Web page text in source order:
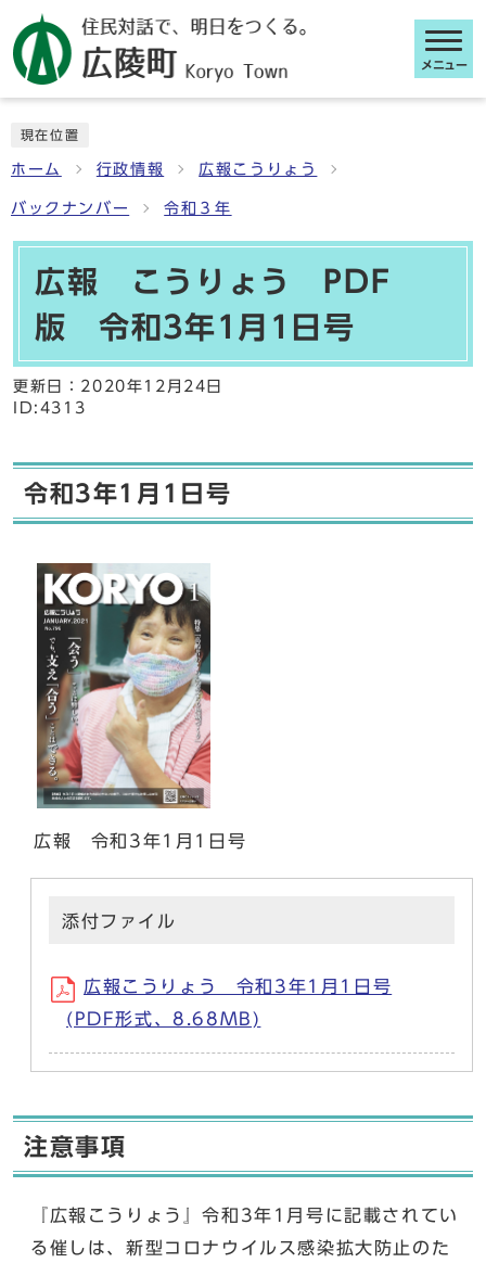
メニュー
現在位置
ホーム 行政情報 広報こうりょう
バックナンバー 令和３年
広報 こうりょう PDF
版 令和3年1月1日号
更新日： 2020年12月24日
ID:4313
令和3年1月1日号
広報 令和3年1月1日号
添付ファイル
広報こうりょう 令和3年1月1日号
(PDF形式、8.68MB)
注意事項
『広報こうりょう』令和3年1月号に記載されてい
る催しは、新型コロナウイルス感染拡大防止のた